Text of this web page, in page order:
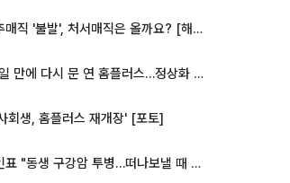
입추매직 '불발', 처서매직은 올까요? [해시태그]
22일 만에 다시 문 연 홈플러스…정상화 바쁜데 재고 없어 ‘발동동’[가보니]
회생, 홈플러스 재개장' [포토]
차인표 "동생 구강암 투병…떠나보낼 때 가장 힘들었다”